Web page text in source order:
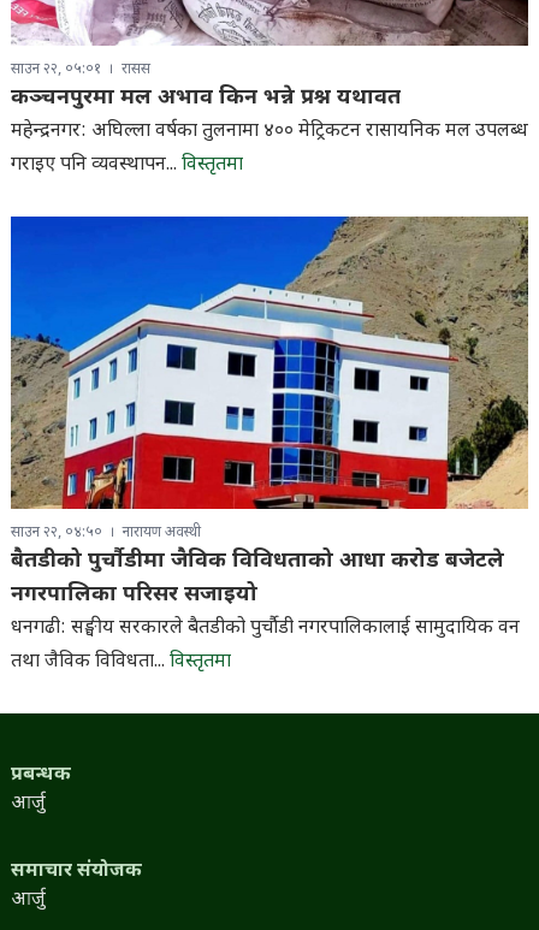
साउन २२, ०५:०१ रासस
कञ्चनपुरमा मल अभाव किन भन्ने प्रश्न यथावत
महेन्द्रनगर: अघिल्ला वर्षका तुलनामा ४०० मेट्रिकटन रासायनिक मल उपलब्ध
गराइए पनि व्यवस्थापन... विस्तृतमा
साउन २२, ०४:५० नारायण अवस्थी
बैतडीको पुर्चौडीमा जैविक विविधताको आधा करोड बजेटले
नगरपालिका परिसर सजाइयो
धनगढी: सङ्घीय सरकारले बैतडीको पुर्चौडी नगरपालिकालाई सामुदायिक वन
तथा जैविक विविधता... विस्तृतमा
प्रबन्धक
आर्जु
समाचार संयोजक
आर्जु